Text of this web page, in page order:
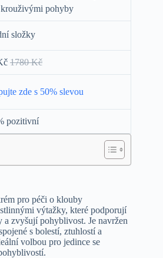
pohyby
složky
1780 Kč
zde s 50% slevou
pozitivní
pro péči o klouby
výtažky, které podporují
zvyšují pohyblivost. Je navržen
s bolestí, ztuhlostí a
volbou pro jedince se